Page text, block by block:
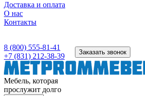
Доставка и оплата
О нас
Контакты
8 (800) 555-81-41
+7 (831) 212-38-39
Заказать звонок
Мебель, которая
прослужит долго